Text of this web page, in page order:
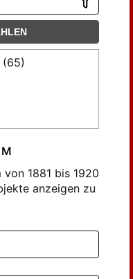
(65)
von 1881 bis 1920
anzeigen zu